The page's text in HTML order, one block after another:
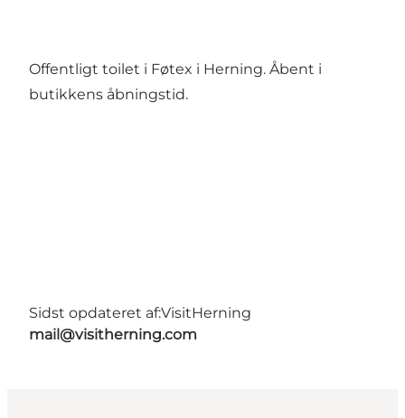
Offentligt toilet i Føtex i Herning. Åbent i
butikkens åbningstid.
Sidst opdateret af:VisitHerning
mail@visitherning.com